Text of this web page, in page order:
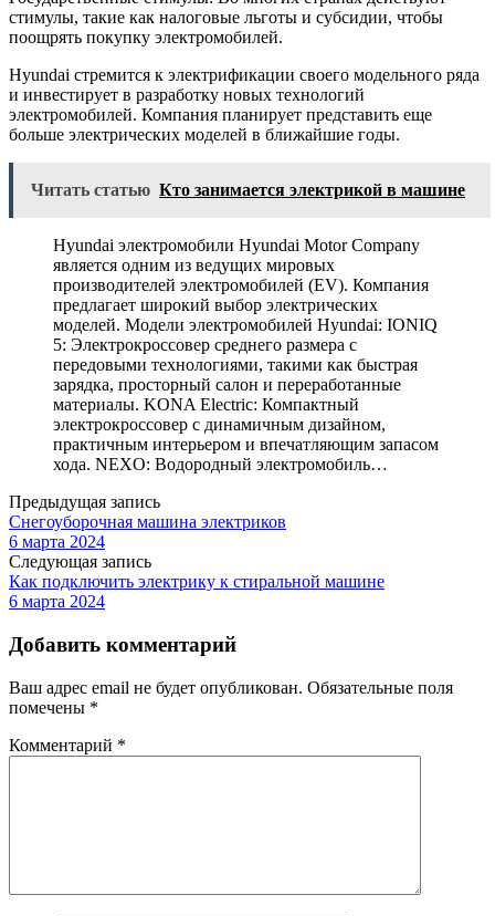
стимулы, такие как налоговые льготы и субсидии, чтобы
поощрять покупку электромобилей.
Hyundai стремится к электрификации своего модельного ряда
и инвестирует в разработку новых технологий
электромобилей. Компания планирует представить еще
больше электрических моделей в ближайшие годы.
Читать статью Кто занимается электрикой в машине
Hyundai электромобили Hyundai Motor Company
является одним из ведущих мировых
производителей электромобилей (EV). Компания
предлагает широкий выбор электрических
моделей. Модели электромобилей Hyundai: IONIQ
5: Электрокроссовер среднего размера с
передовыми технологиями, такими как быстрая
зарядка, просторный салон и переработанные
материалы. KONA Electric: Компактный
электрокроссовер с динамичным дизайном,
практичным интерьером и впечатляющим запасом
хода. NEXO: Водородный электромобиль…
Предыдущая запись
Снегоуборочная машина электриков
6 марта 2024
Следующая запись
Как подключить электрику к стиральной машине
6 марта 2024
Добавить комментарий
Ваш адрес email не будет опубликован. Обязательные поля
помечены *
Комментарий *